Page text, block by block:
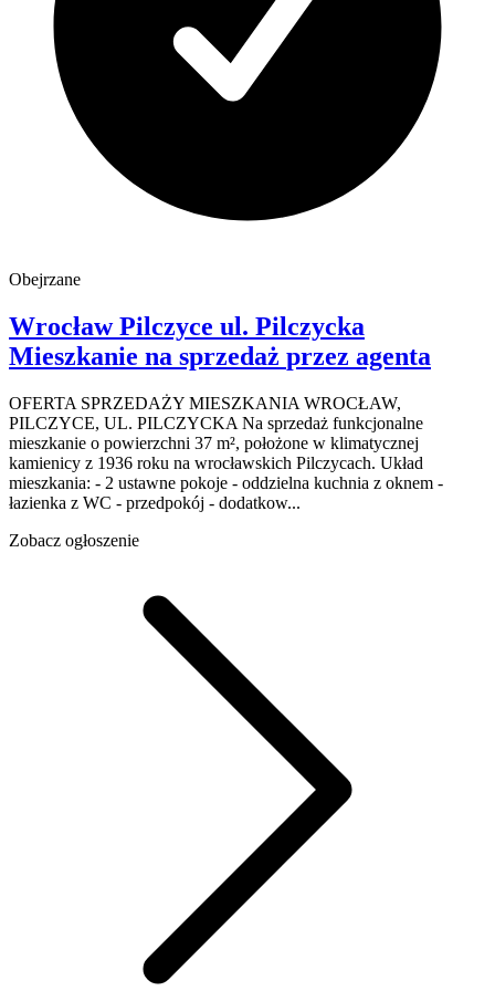
Obejrzane
Wrocław Pilczyce ul. Pilczycka
Mieszkanie na sprzedaż przez agenta
OFERTA SPRZEDAŻY MIESZKANIA WROCŁAW,
PILCZYCE, UL. PILCZYCKA Na sprzedaż funkcjonalne
mieszkanie o powierzchni 37 m², położone w klimatycznej
kamienicy z 1936 roku na wrocławskich Pilczycach. Układ
mieszkania: - 2 ustawne pokoje - oddzielna kuchnia z oknem -
łazienka z WC - przedpokój - dodatkow...
Zobacz ogłoszenie